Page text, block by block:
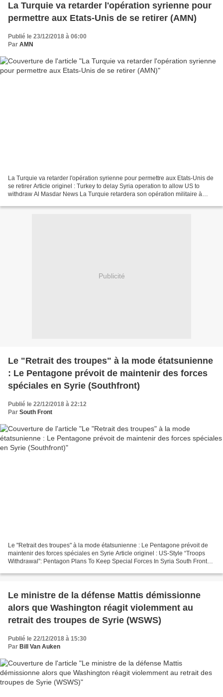
La Turquie va retarder l'opération syrienne pour
permettre aux Etats-Unis de se retirer (AMN)
Publié le 23/12/2018 à 06:00
Par AMN
La Turquie va retarder l'opération syrienne pour permettre aux Etats-Unis de
se retirer Article originel : Turkey to delay Syria operation to allow US to
withdraw Al Masdar News La Turquie retardera son opération militaire à
Publicité
Le "Retrait des troupes" à la mode étatsunienne
: Le Pentagone prévoit de maintenir des forces
spéciales en Syrie (Southfront)
Publié le 22/12/2018 à 22:12
Par South Front
Le "Retrait des troupes" à la mode étatsunienne : Le Pentagone prévoit de
maintenir des forces spéciales en Syrie Article originel : US-Style “Troops
Withdrawal”: Pentagon Plans To Keep Special Forces In Syria South Front
Le ministre de la défense Mattis démissionne
alors que Washington réagit violemment au
retrait des troupes de Syrie (WSWS)
Publié le 22/12/2018 à 15:30
Par Bill Van Auken